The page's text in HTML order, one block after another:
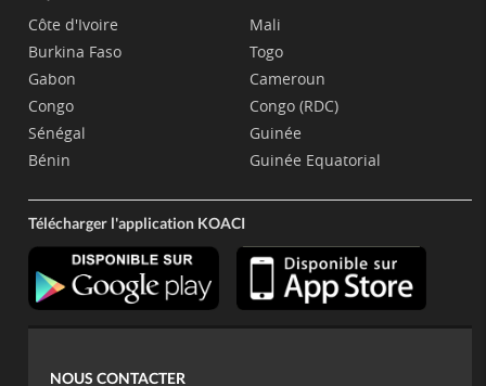
Côte d'Ivoire
Burkina Faso
Gabon
Congo
Sénégal
Bénin
Mali
Togo
Cameroun
Congo (RDC)
Guinée
Guinée Equatorial
Télécharger l'application KOACI
NOUS CONTACTER